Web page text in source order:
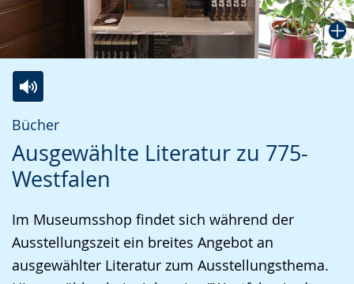
Bücher
Ausgewählte Literatur zu 775-
Westfalen
Im Museumsshop findet sich während der
Ausstellungszeit ein breites Angebot an
ausgewählter Literatur zum Ausstellungsthema.
Leichten
Sprache
wechseln.
Audio-
Unterstützung.
Video
in
Deutscher
wird
angezeigt.